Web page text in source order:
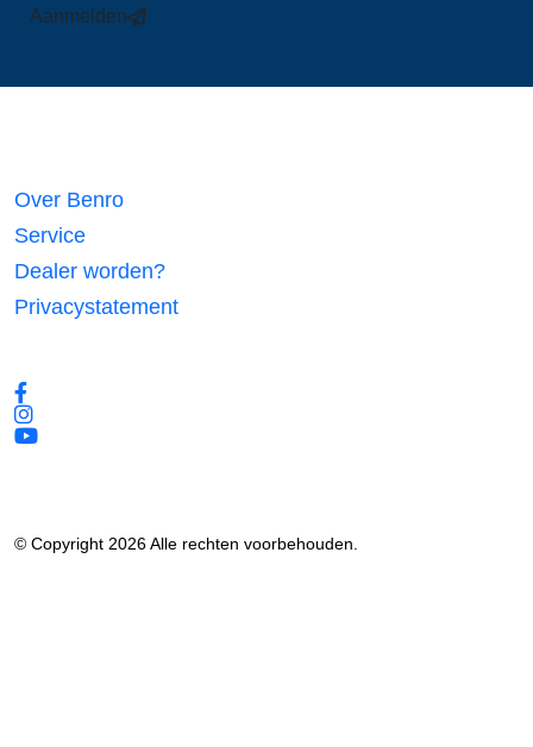
Aanmelden
Over Benro
Service
Dealer worden?
Privacystatement
© Copyright 2026 Alle rechten voorbehouden.